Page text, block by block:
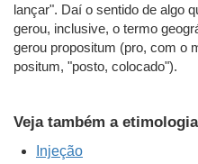
lançar". Daí o sentido de algo
gerou, inclusive, o termo
gerou propositum (pro, com o
positum, "posto, colocado").
Veja também a
Injeção